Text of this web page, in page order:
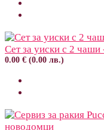
Сет за уиски с 2
0.00 € (0.00 лв.)